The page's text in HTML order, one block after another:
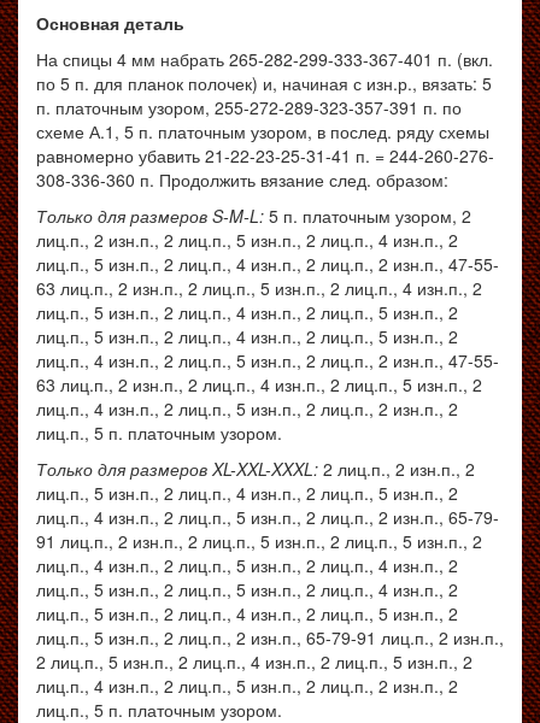
Основная деталь
На спицы 4 мм набрать 265-282-299-333-367-401 п. (вкл.
по 5 п. для планок полочек) и, начиная с изн.р., вязать: 5
п. платочным узором, 255-272-289-323-357-391 п. по
схеме А.1, 5 п. платочным узором, в послед. ряду схемы
равномерно убавить 21-22-23-25-31-41 п. = 244-260-276-
308-336-360 п. Продолжить вязание след. образом:
Только для размеров S-M-L: 5 п. платочным узором, 2
лиц.п., 2 изн.п., 2 лиц.п., 5 изн.п., 2 лиц.п., 4 изн.п., 2
лиц.п., 5 изн.п., 2 лиц.п., 4 изн.п., 2 лиц.п., 2 изн.п., 47-55-
63 лиц.п., 2 изн.п., 2 лиц.п., 5 изн.п., 2 лиц.п., 4 изн.п., 2
лиц.п., 5 изн.п., 2 лиц.п., 4 изн.п., 2 лиц.п., 5 изн.п., 2
лиц.п., 5 изн.п., 2 лиц.п., 4 изн.п., 2 лиц.п., 5 изн.п., 2
лиц.п., 4 изн.п., 2 лиц.п., 5 изн.п., 2 лиц.п., 2 изн.п., 47-55-
63 лиц.п., 2 изн.п., 2 лиц.п., 4 изн.п., 2 лиц.п., 5 изн.п., 2
лиц.п., 4 изн.п., 2 лиц.п., 5 изн.п., 2 лиц.п., 2 изн.п., 2
лиц.п., 5 п. платочным узором.
Только для размеров XL-XXL-XXXL: 2 лиц.п., 2 изн.п., 2
лиц.п., 5 изн.п., 2 лиц.п., 4 изн.п., 2 лиц.п., 5 изн.п., 2
лиц.п., 4 изн.п., 2 лиц.п., 5 изн.п., 2 лиц.п., 2 изн.п., 65-79-
91 лиц.п., 2 изн.п., 2 лиц.п., 5 изн.п., 2 лиц.п., 5 изн.п., 2
лиц.п., 4 изн.п., 2 лиц.п., 5 изн.п., 2 лиц.п., 4 изн.п., 2
лиц.п., 5 изн.п., 2 лиц.п., 5 изн.п., 2 лиц.п., 4 изн.п., 2
лиц.п., 5 изн.п., 2 лиц.п., 4 изн.п., 2 лиц.п., 5 изн.п., 2
лиц.п., 5 изн.п., 2 лиц.п., 2 изн.п., 65-79-91 лиц.п., 2 изн.п.,
2 лиц.п., 5 изн.п., 2 лиц.п., 4 изн.п., 2 лиц.п., 5 изн.п., 2
лиц.п., 4 изн.п., 2 лиц.п., 5 изн.п., 2 лиц.п., 2 изн.п., 2
лиц.п., 5 п. платочным узором.